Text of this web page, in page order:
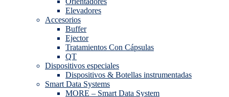
Elevadores
Accesorios
Buffer
Ejector
Tratamientos Con Cápsulas
QT
Dispositivos especiales
Dispositivos & Botellas instrumentadas
Smart Data Systems
MORE – Smart Data System